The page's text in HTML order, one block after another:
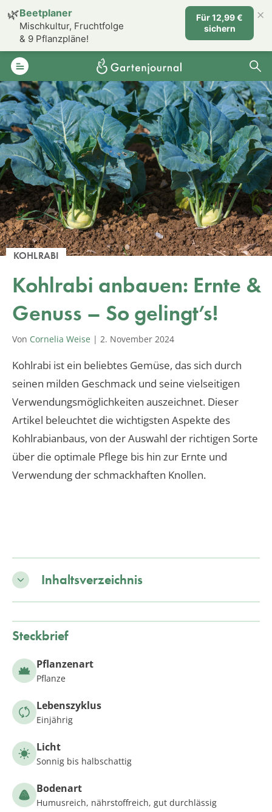
KOHLRABI
Kohlrabi anbauen: Ernte &
Genuss – So gelingt’s!
Von Cornelia Weise | 2. November 2024
Kohlrabi ist ein beliebtes Gemüse, das sich durch
seinen milden Geschmack und seine vielseitigen
Verwendungsmöglichkeiten auszeichnet. Dieser
Artikel beleuchtet die wichtigsten Aspekte des
Kohlrabianbaus, von der Auswahl der richtigen Sorte
über die optimale Pflege bis hin zur Ernte und
Verwendung der schmackhaften Knollen.
Inhaltsverzeichnis
Steckbrief
Pflanzenart
Pflanze
Lebenszyklus
Einjährig
Licht
Sonnig bis halbschattig
Bodenart
Humusreich, nährstoffreich, gut durchlässig
🌿Beetplaner
Mischkultur, Fruchtfolge
& 9 Pflanzpläne!
Für 12,99 €
sichern
×